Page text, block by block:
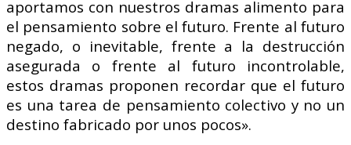
aportamos con nuestros dramas alimento para
el pensamiento sobre el futuro. Frente al futuro
negado, o inevitable, frente a la destrucción
asegurada o frente al futuro incontrolable,
estos dramas proponen recordar que el futuro
es una tarea de pensamiento colectivo y no un
destino fabricado por unos pocos».